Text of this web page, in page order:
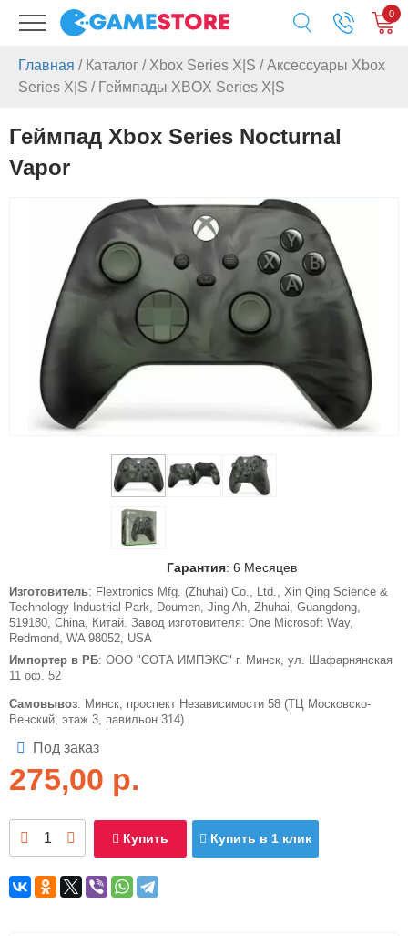
0
Главная / Каталог / Xbox Series X|S /Аксессуары Xbox
Series X|S / Геймпады XBOX Series X|S
Геймпад Xbox Series Nocturnal
Vapor
Гарантия: 6 Месяцев
Изготовитель: Flextronics Mfg. (Zhuhai) Co., Ltd., Xin Qing Science &
Technology Industrial Park, Doumen, Jing Ah, Zhuhai, Guangdong,
519180, China, Китай. Завод изготовителя: One Microsoft Way,
Redmond, WA 98052, USA
Импортер в РБ: ООО "СОТА ИМПЭКС" г. Минск, ул. Шафарнянская
11 оф. 52
Самовывоз: Минск, проспект Независимости 58 (ТЦ Московско-
Венский, этаж 3, павильон 314)
Под заказ
275,00 р.
Купить Купить в 1 клик